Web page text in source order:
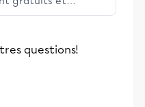
engage les élèves
questions!